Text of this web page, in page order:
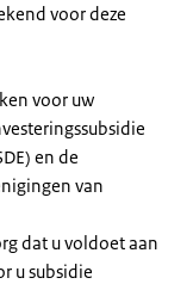
voor deze
voor uw
en de
van
dat u voldoet aan
u subsidie